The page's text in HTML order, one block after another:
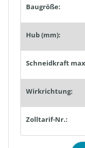
Baugröße:
Hub (mm):
Schneidkraft
Wirkrichtung:
Zolltarif-Nr.: